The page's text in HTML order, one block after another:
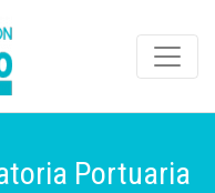
Portuaria